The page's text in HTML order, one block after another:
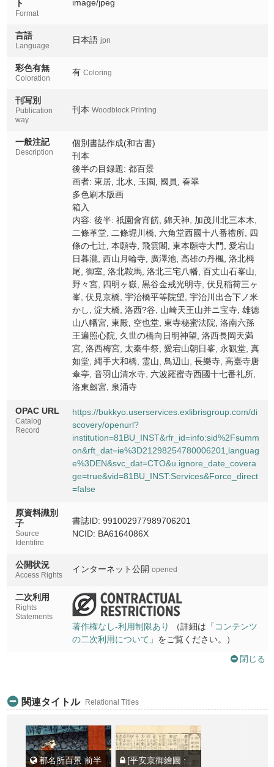
Omuro
Rakuhoku kurama
Rakuhoku miyake hachiman
Hyakujozan sekihozan
Nonomiya
四明ヶ嶽
Shimeigadake
黒谷金戒光明寺
Kurodani konkai komyoji
伏見稲荷三ヶ峯
Fushimiinari mitsugamine
伏見京橋
Fushimi kyobashi
宇治橋平等院望
Ujibashi byodoin o nozomu
宇治川出合下ノ米かし
Ujigawa deaishita no komekashi
淀大橋
Yodoohashi
洛西桺谷
Rakusai yanagidani
山崎天王山并ニ宝寺
Yamazaki tennozan narabini takaradera
雄徳山八幡宮
Kuyado
東寺秘蜜法院
Toji himitsu hoin
洛南六孫王遍照心院
Rakunan rokusonno henjoshinin
洛西長岡天満宮
Rakusai nagaokatemmangu
洛西梅宮
Rakusai umenomiya
ト
Format
image/jpeg
言語
Language
日本語 jpn
彩色有無
Coloration
有 Coloring
刊写別
Publication
way
刊本 Woodblock Printing
一般注記
Description
個別書誌作成(和古書)
刊本
後半の目録題: 都百景
画者: 東居, 北水, 玉園, 國員, 春翠
多色刷木版画
箱入
内容: 後半: 祇園會宵餝, 錦天神, 加茂川北三本木,
二條革堂, 二條堀川橋, 六角堂西國十八番禮所, 四
條の七辻, 本願寺, 飛雲閣, 東本願寺大門, 愛宕山
日暮瀧, 西山月輪寺, 廣澤池, 高雄の丹楓, 洛北栂
尾, 御室, 洛北鞍馬, 洛北三宅八幡, 百丈山石峯山,
野々宮, 四明ヶ嶽, 黒谷金戒光明寺, 伏見稲荷三ヶ
峯, 伏見京橋, 宇治橋平等院望, 宇治川出合下ノ米
かし, 淀大橋, 洛西?谷, 山崎天王山并ニ宝寺, 雄徳
山八幡宮, 東殿, 空也堂, 東寺秘蜜法院, 洛南六孫
王遍照心院, 久世の橋向日明神望, 洛西長岡天満
宮, 洛西梅宮, 太秦牛祭, 愛宕山朝日峯, 永観堂, 真
如堂, 縄手大和橋, 霊山, 鳥辺山, 長樂寺, 高臺寺唐
傘亭, 音羽山清水寺, 六波羅蜜寺西國十七番礼所,
洛東劔宮, 泉涌寺
OPAC URL
Catalog
Record
https://bukkyo.userservices.exlibrisgroup.com/di
scovery/openurl?
institution=81BU_INST&rfr_id=info:sid%2Fsumm
on&rft_dat=ie%3D21298254780006201,languag
e%3DEN&svc_dat=CTO&u.ignore_date_covera
ge=true&vid=81BU_INST:Services&Force_direct
=false
原資料識別
子
Source
Identifire
書誌ID: 991002977989706201
NCID: BA6164086X
公開状況
Access Rights
インターネット公開 opened
二次利用
Rights
Statements
著作権なし-利用制限あり （詳細は 「コンテンツ
の二次利用について」 をご覧ください。）
閉じる
関連タイトル Relational Titles
都名所百景 前半
[平安京御繪圖 : 并ニ名所ひとり案内]